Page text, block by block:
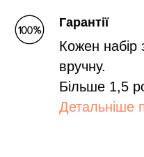
Гарантії
Кожен набір
вручну.
Більше 1,5
Детальніше